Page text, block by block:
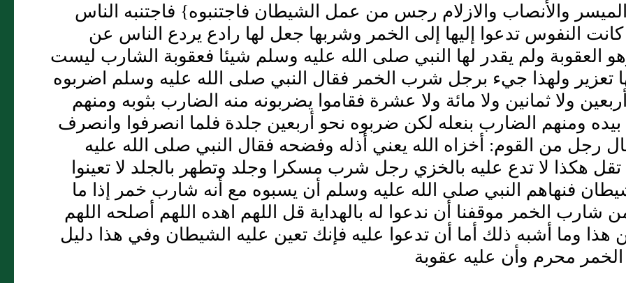
والأنصاب والازلام رجس من عمل الشيطان فاجتنبوه} فاجتنبه الناس
النفوس تدعوا إليها إلى الخمر وشربها جعل لها رادع يردع الناس عن
العقوبة ولم يقدر لها النبي صلى الله عليه وسلم شيئا فعقوبة الشارب ليست
تعزير ولهذا جيء برجل شرب الخمر فقال النبي صلى الله عليه وسلم اضربوه
ولا ثمانين ولا مائة ولا عشرة فقاموا يضربونه منه الضارب بثوبه ومنهم
ومنهم الضارب بنعله لكن ضربوه نحو أربعين جلدة فلما انصرفوا وانصرف
رجل من القوم: أخزاه الله يعني أذله وفضحه فقال النبي صلى الله عليه
هكذا لا تدع عليه بالخزي رجل شرب مسكرا وجلد وتطهر بالجلد لا تعينوا
فنهاهم النبي صلى الله عليه وسلم أن يسبوه مع أنه شارب خمر إذا ما
شارب الخمر موقفنا أن ندعوا له بالهداية قل اللهم اهده اللهم أصلحه اللهم
هذا وما أشبه ذلك أما أن تدعوا عليه فإنك تعين عليه الشيطان وفي هذا دليل
محرم وأن عليه عقوبة